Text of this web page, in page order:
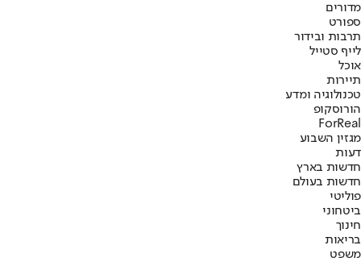
מדורים
ספורט
תרבות ובידור
לייף סטייל
אוכל
תיירות
טכנולוגיה ומדע
הורוסקופ
ForReal
מגזין השבוע
דעות
חדשות בארץ
חדשות בעולם
פוליטי
ביטחוני
חינוך
בריאות
משפט